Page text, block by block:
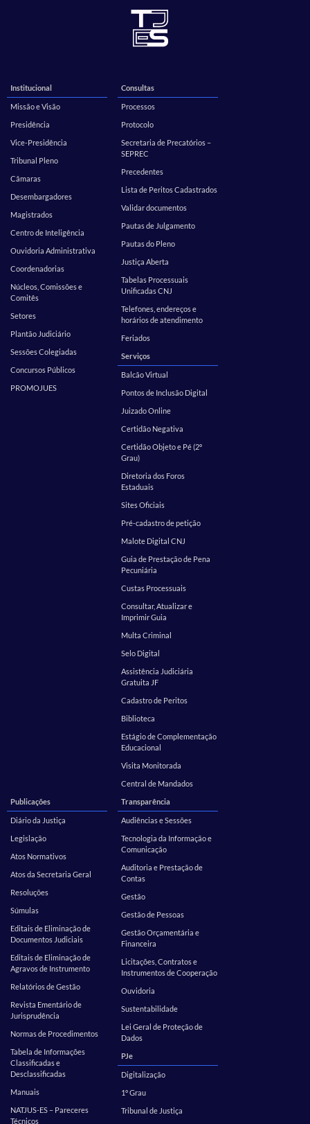
Institucional
Missão e Visão
Presidência
Vice-Presidência
Tribunal Pleno
Câmaras
Desembargadores
Magistrados
Centro de Inteligência
Ouvidoria Administrativa
Coordenadorias
Núcleos, Comissões e
Comitês
Setores
Plantão Judiciário
Sessões Colegiadas
Concursos Públicos
PROMOJUES
Consultas
Processos
Protocolo
Secretaria de Precatórios –
SEPREC
Precedentes
Lista de Peritos Cadastrados
Validar documentos
Pautas de Julgamento
Pautas do Pleno
Justiça Aberta
Tabelas Processuais
Unificadas CNJ
Telefones, endereços e
horários de atendimento
Feriados
Serviços
Balcão Virtual
Pontos de Inclusão Digital
Juizado Online
Certidão Negativa
Certidão Objeto e Pé (2º
Grau)
Diretoria dos Foros
Estaduais
Sites Oficiais
Pré-cadastro de petição
Malote Digital CNJ
Guia de Prestação de Pena
Pecuniária
Custas Processuais
Consultar, Atualizar e
Imprimir Guia
Multa Criminal
Selo Digital
Assistência Judiciária
Gratuita JF
Cadastro de Peritos
Biblioteca
Estágio de Complementação
Educacional
Visita Monitorada
Central de Mandados
Publicações
Diário da Justiça
Legislação
Atos Normativos
Atos da Secretaria Geral
Resoluções
Súmulas
Editais de Eliminação de
Documentos Judiciais
Editais de Eliminação de
Agravos de Instrumento
Relatórios de Gestão
Revista Ementário de
Jurisprudência
Normas de Procedimentos
Tabela de Informações
Classificadas e
Desclassificadas
Manuais
NATJUS-ES – Pareceres
Técnicos
Transparência
Audiências e Sessões
Tecnologia da Informação e
Comunicação
Auditoria e Prestação de
Contas
Gestão
Gestão de Pessoas
Gestão Orçamentária e
Financeira
Licitações, Contratos e
Instrumentos de Cooperação
Ouvidoria
Sustentabilidade
Lei Geral de Proteção de
Dados
PJe
Digitalização
1º Grau
Tribunal de Justiça